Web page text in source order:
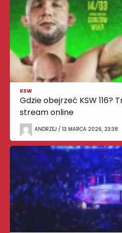
KSW
Gdzie obejrzeć KSW 116?
stream online
ANDRZEJ / 13 MARCA 2026, 23:38